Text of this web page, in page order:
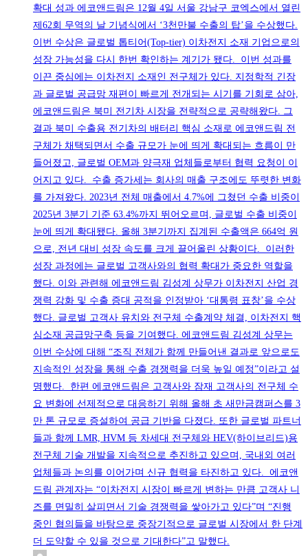
확대 성과 에코앤드림은 12월 4일 서울 강남구 코엑스에서 열린
제62회 무역의 날 기념식에서 ‘3천만불 수출의 탑’을 수상했다.
이번 수상은 글로벌 톱티어(Top-tier) 이차전지 소재 기업으로의
성장 가능성을 다시 한번 확인하는 계기가 됐다. 이번 성과를
이끈 중심에는 이차전지 소재인 전구체가 있다. 지정학적 긴장
과 글로벌 공급망 재편이 빠르게 전개되는 시기를 기회로 삼아,
에코앤드림은 북미 전기차 시장을 전략적으로 공략해왔다. 그
결과 북미 수출용 전기차의 배터리 핵심 소재로 에코앤드림 전
구체가 채택되면서 수출 규모가 눈에 띄게 확대되는 흐름이 만
들어졌고, 글로벌 OEM과 양극재 업체들로부터 협력 요청이 이
어지고 있다. 수출 증가세는 회사의 매출 구조에도 뚜렷한 변화
를 가져왔다. 2023년 전체 매출에서 4.7%에 그쳤던 수출 비중이
2025년 3분기 기준 63.4%까지 뛰어오르며, 글로벌 수출 비중이
눈에 띄게 확대됐다. 올해 3분기까지 집계된 수출액은 664억 원
으로, 전년 대비 성장 속도를 크게 끌어올린 상황이다. 이러한
성장 과정에는 글로벌 고객사와의 협력 확대가 중요한 역할을
했다. 이와 관련해 에코앤드림 김성계 상무가 이차전지 산업 경
쟁력 강화 및 수출 증대 공적을 인정받아 ‘대통령 표창’을 수상
했다. 글로벌 고객사 유치와 전구체 수출계약 체결, 이차전지 핵
심소재 공급망구축 등을 기여했다. 에코앤드림 김성계 상무는
이번 수상에 대해 “조직 전체가 함께 만들어낸 결과로 앞으로도
지속적인 성장을 통해 수출 경쟁력을 더욱 높일 예정”이라고 설
명했다. 한편 에코앤드림은 고객사와 잠재 고객사의 전구체 수
요 변화에 선제적으로 대응하기 위해 올해 초 새만금캠퍼스를 3
만 톤 규모로 증설하여 공급 기반을 다졌다. 또한 글로벌 파트너
들과 함께 LMR, HVM 등 차세대 전구체와 HEV(하이브리드)용
전구체 기술 개발을 지속적으로 추진하고 있으며, 국내외 여러
업체들과 논의를 이어가며 신규 협력을 타진하고 있다. 에코앤
드림 관계자는 “이차전지 시장이 빠르게 변하는 만큼 고객사 니
즈를 면밀히 살피면서 기술 경쟁력을 쌓아가고 있다”며 “진행
중인 협의들을 바탕으로 중장기적으로 글로벌 시장에서 한 단계
더 도약할 수 있을 것으로 기대한다”고 말했다.